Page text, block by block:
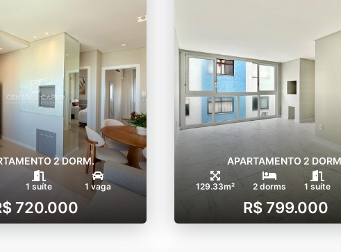
2 DORM.
1 suíte 1 vaga
720.000
APARTAMENTO 2
129.33m² 2 dorms 1 suíte
R$ 799.000